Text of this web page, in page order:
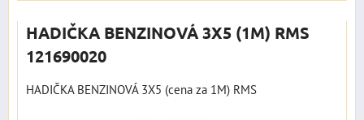
HADIČKA BENZINOVÁ 3X5 (1M) RMS
121690020
HADIČKA BENZINOVÁ 3X5 (cena za 1M) RMS